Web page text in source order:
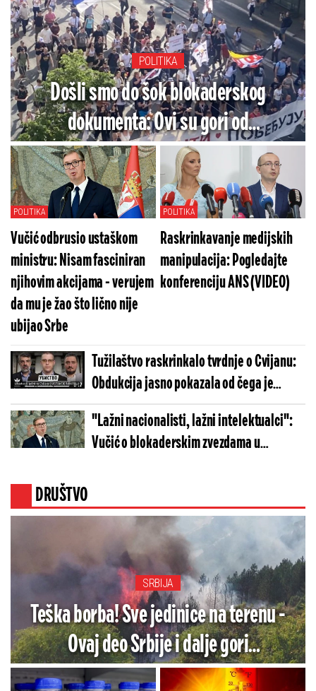
POLITIKA
Došli smo do šok blokaderskog
dokumenta: Ovi su gori od
komunističkih komesara (FOTO)
POLITIKA
Vučić odbrusio ustaškom
ministru: Nisam fasciniran
njihovim akcijama - verujem
da mu je žao što lično nije
ubijao Srbe
POLITIKA
Raskrinkavanje medijskih
manipulacija: Pogledajte
konferenciju ANS (VIDEO)
Tužilaštvo raskrinkalo tvrdnje o Cvijanu:
Obdukcija jasno pokazala od čega je
preminuo
"Lažni nacionalisti, lažni intelektualci":
Vučić o blokaderskim zvezdama u
DRUŠTVO
SRBIJA
Teška borba! Sve jedinice na terenu -
Ovaj deo Srbije i dalje gori
(FOTO/VIDEO)